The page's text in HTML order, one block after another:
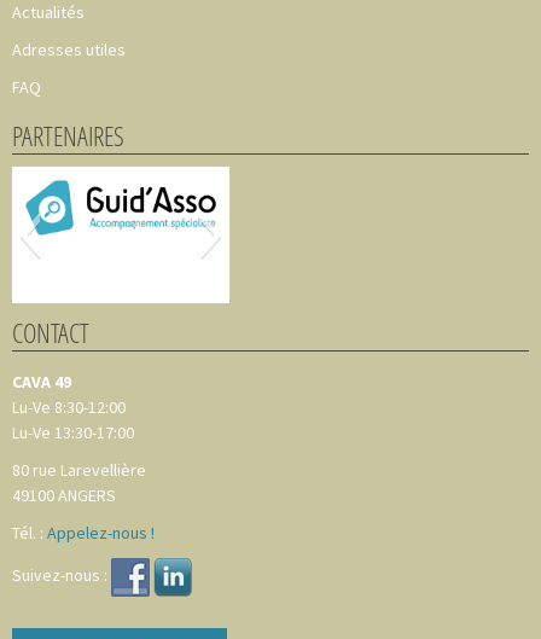
Actualités
Adresses utiles
FAQ
PARTENAIRES
CONTACT
CAVA 49
Lu-Ve 8:30-12:00
Lu-Ve 13:30-17:00
80 rue Larevellière
49100ANGERS
Tél. : Appelez-nous !
Suivez-nous :